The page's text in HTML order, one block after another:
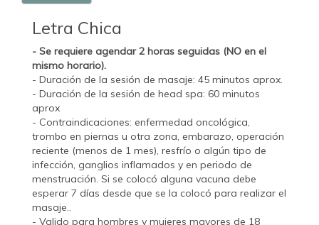
Letra Chica
- Se requiere agendar 2 horas seguidas (NO en el
mismo horario).
- Duración de la sesión de masaje: 45 minutos aprox.
- Duración de la sesión de head spa: 60 minutos
aprox
- Contraindicaciones: enfermedad oncológica,
trombo en piernas u otra zona, embarazo, operación
reciente (menos de 1 mes), resfrío o algún tipo de
infección, ganglios inflamados y en periodo de
menstruación. Si se colocó alguna vacuna debe
esperar 7 días desde que se la colocó para realizar el
masaje..
- Valido para hombres y mujeres mayores de 18